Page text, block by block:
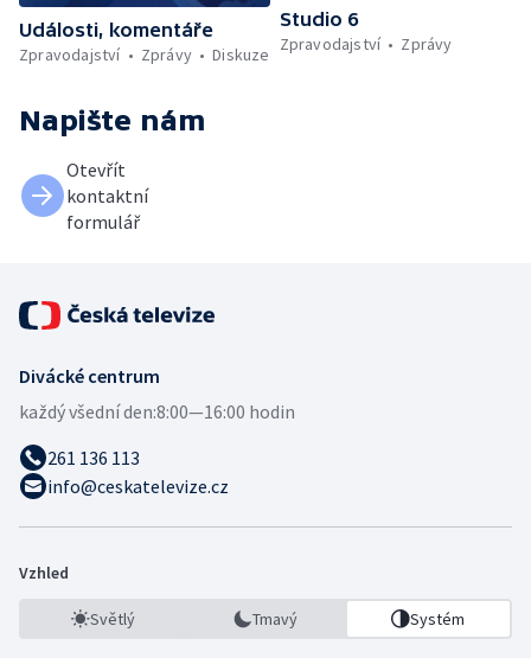
Události, komentáře
Zpravodajství
Zprávy Diskuze
Studio 6
Zpravodajství
Zprávy
Napište nám
Otevřít
kontaktní
formulář
Divácké centrum
každý všední den:8:00—16:00 hodin
261 136 113
info@ceskatelevize.cz
Vzhled
Světlý Tmavý Systém